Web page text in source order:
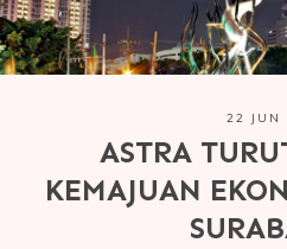
22 JUN
ASTRA
KEMAJUAN